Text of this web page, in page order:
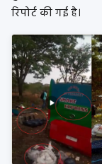
रिपोर्ट की गई है।